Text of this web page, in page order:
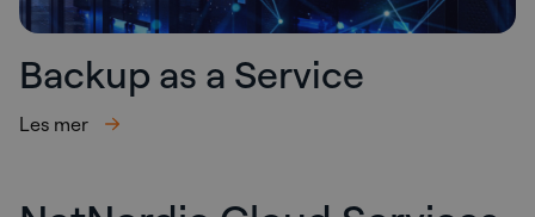
Backup as a Service
Les mer